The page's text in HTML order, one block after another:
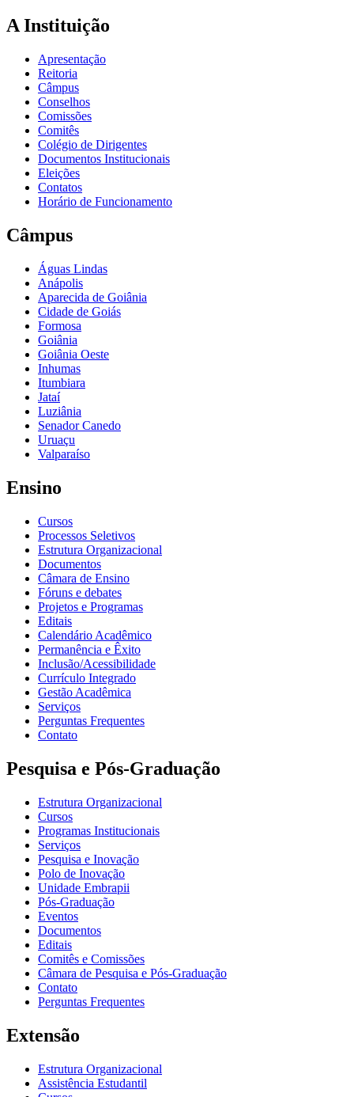
A Instituição
Apresentação
Reitoria
Câmpus
Conselhos
Comissões
Comitês
Colégio de Dirigentes
Documentos Institucionais
Eleições
Contatos
Horário de Funcionamento
Câmpus
Águas Lindas
Anápolis
Aparecida de Goiânia
Cidade de Goiás
Formosa
Goiânia
Goiânia Oeste
Inhumas
Itumbiara
Jataí
Luziânia
Senador Canedo
Uruaçu
Valparaíso
Ensino
Cursos
Processos Seletivos
Estrutura Organizacional
Documentos
Câmara de Ensino
Fóruns e debates
Projetos e Programas
Editais
Calendário Acadêmico
Permanência e Êxito
Inclusão/Acessibilidade
Currículo Integrado
Gestão Acadêmica
Serviços
Perguntas Frequentes
Contato
Pesquisa e Pós-Graduação
Estrutura Organizacional
Cursos
Programas Institucionais
Serviços
Pesquisa e Inovação
Polo de Inovação
Unidade Embrapii
Pós-Graduação
Eventos
Documentos
Editais
Comitês e Comissões
Câmara de Pesquisa e Pós-Graduação
Contato
Perguntas Frequentes
Extensão
Estrutura Organizacional
Assistência Estudantil